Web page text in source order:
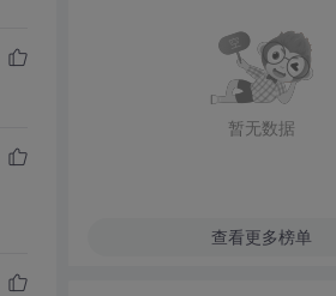
暂无数据
查看更多榜单